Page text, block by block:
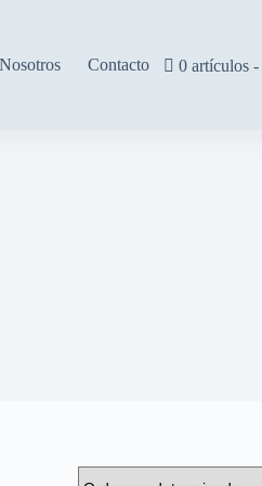
Nosotros Contacto 0 artículos